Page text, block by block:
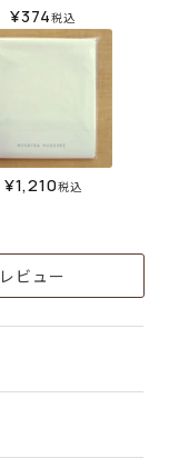
¥374税込
¥1,210税込
レビュー